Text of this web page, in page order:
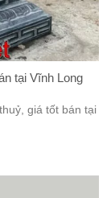
tại Vĩnh Long
giá tốt bán tại